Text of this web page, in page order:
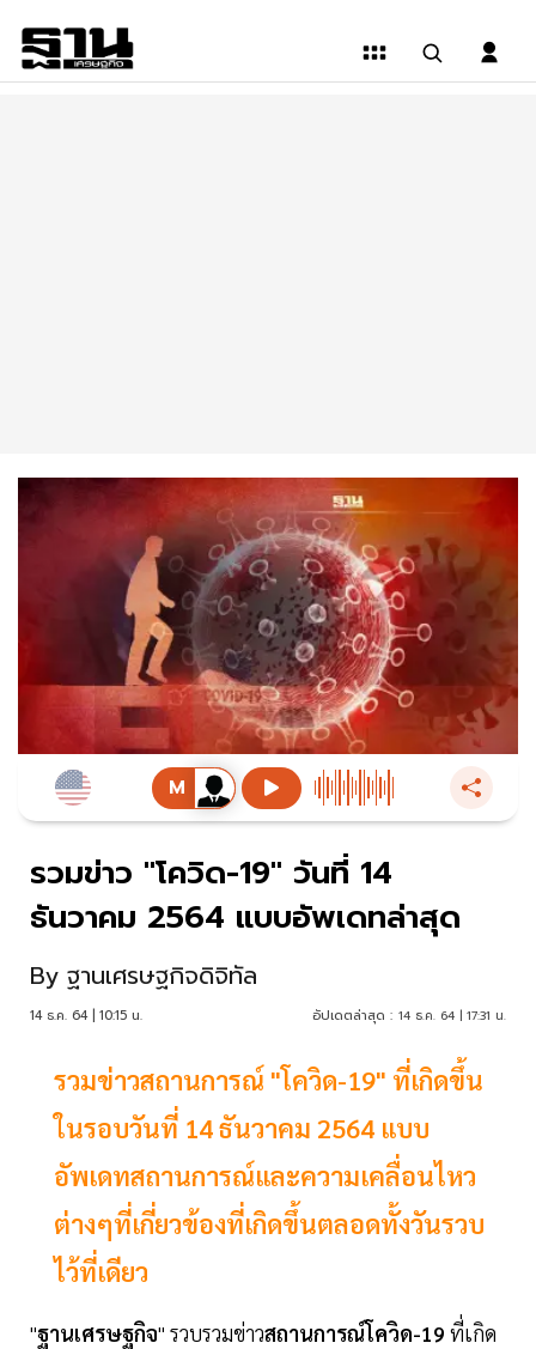
รวมข่าว "โควิด-19" วันที่ 14
ธันวาคม 2564 แบบอัพเดทล่าสุด
By ฐานเศรษฐกิจดิจิทัล
14 ธ.ค. 64 | 10:15 น. อัปเดตล่าสุด : 14 ธ.ค. 64 | 17:31 น.
รวมข่าวสถานการณ์ "โควิด-19" ที่เกิดขึ้น
ในรอบวันที่ 14 ธันวาคม 2564 แบบ
อัพเดทสถานการณ์และความเคลื่อนไหว
ต่างๆที่เกี่ยวข้องที่เกิดขึ้นตลอดทั้งวันรวบ
ไว้ที่เดียว
"ฐานเศรษฐกิจ" รวบรวมข่าวสถานการณ์โควิด-19 ที่เกิด